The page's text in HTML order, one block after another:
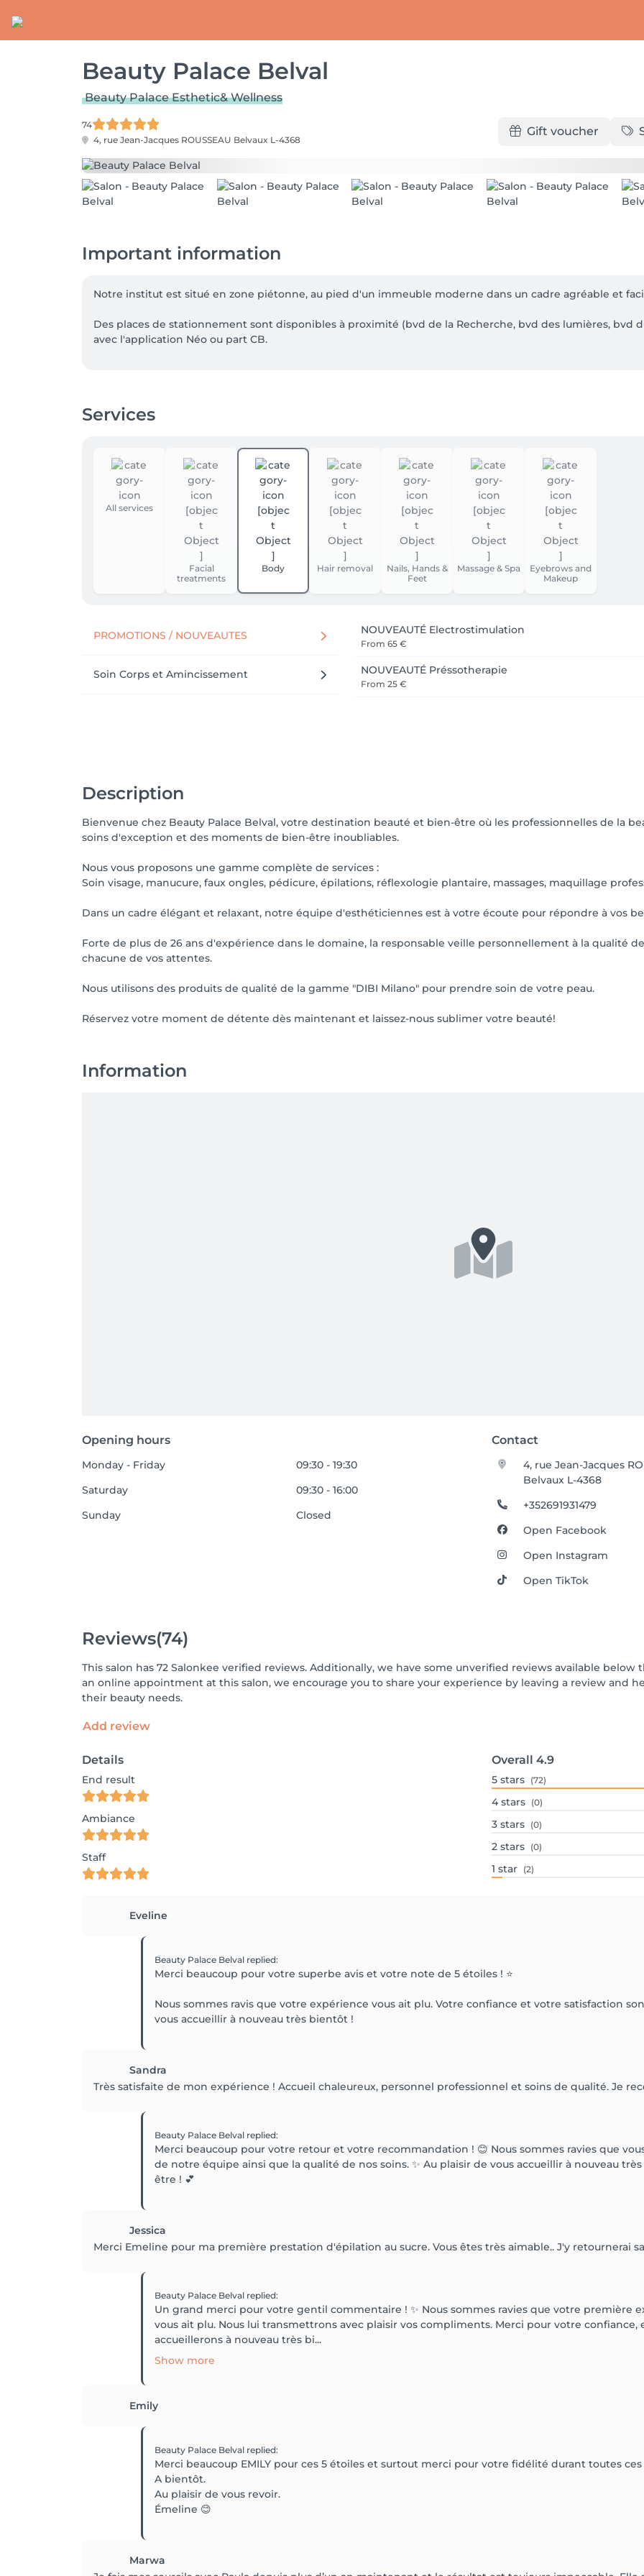
Beauty Palace Belval
Beauty Palace Esthetic& Wellness
74
4, rue Jean-Jacques ROUSSEAU Belvaux L-4368
Gift voucher
Important information
Notre institut est situé en zone piétonne, au pied d'un immeuble moderne dans un cadre agréable et
Des places de stationnement sont disponibles à proximité (bvd de la Recherche, bvd des lumières, bvd
avec l'application Néo ou part CB.
La gare et autres parkings sont également accessibles en une dizaine de minutes à pieds.
Services
All services
Facial
treatments
Body Hair removal
Nails, Hands &
Feet
Massage & Spa
Eyebrows and
Makeup
PROMOTIONS / NOUVEAUTES
Soin Corps et Amincissement
NOUVEAUTÉ Electrostimulation
From 65 €
NOUVEAUTÉ Préssotherapie
From 25 €
Description
Bienvenue chez Beauty Palace Belval, votre destination beauté et bien-être où les professionnelles de la
soins d'exception et des moments de bien-être inoubliables.
Nous vous proposons une gamme complète de services :
Soin visage, manucure, faux ongles, pédicure, épilations, réflexologie plantaire, massages, maquillage
Dans un cadre élégant et relaxant, notre équipe d'esthéticiennes est à votre écoute pour répondre à vos
Forte de plus de 26 ans d'expérience dans le domaine, la responsable veille personnellement à la qualité
chacune de vos attentes.
Nous utilisons des produits de qualité de la gamme "DIBI Milano" pour prendre soin de votre peau.
Réservez votre moment de détente dès maintenant et laissez-nous sublimer votre beauté!
Information
Opening hours Contact
Monday - Friday
09:30 - 19:30
Saturday
09:30 - 16:00
Sunday
Closed
4, rue Jean-Jacques
Belvaux L-4368
+352691931479
Open Facebook
Open Instagram
Open TikTok
Reviews(74)
This salon has 72 Salonkee verified reviews. Additionally, we have some unverified reviews available
an online appointment at this salon, we encourage you to share your experience by leaving a review and
their beauty needs.
Add review
Details
End result
Ambiance
Staff
Overall 4.9
5 stars (72)
4 stars (0)
3 stars (0)
2 stars (0)
1 star (2)
Eveline
Beauty Palace Belval replied:
Merci beaucoup pour votre superbe avis et votre note de 5 étoiles ! ⭐️
Nous sommes ravis que votre expérience vous ait plu. Votre confiance et votre satisfaction
vous accueillir à nouveau très bientôt !
Sandra
Très satisfaite de mon expérience ! Accueil chaleureux, personnel professionnel et soins de qualité. Je
Beauty Palace Belval replied:
Merci beaucoup pour votre retour et votre recommandation ! 😊 Nous sommes ravies que
de notre équipe ainsi que la qualité de nos soins. ✨ Au plaisir de vous accueillir à nouveau
être ! 💕
Jessica
Merci Emeline pour ma première prestation d'épilation au sucre. Vous êtes très aimable.. J'y retournerai
Beauty Palace Belval replied:
Un grand merci pour votre gentil commentaire ! ✨ Nous sommes ravies que votre première
vous ait plu. Nous lui transmettrons avec plaisir vos compliments. Merci pour votre confiance,
accueillerons à nouveau très bi...
Show more
Emily
Beauty Palace Belval replied:
Merci beaucoup EMILY pour ces 5 étoiles et surtout merci pour votre fidélité durant toutes ces
A bientôt.
Au plaisir de vous revoir.
Émeline 😊
Marwa